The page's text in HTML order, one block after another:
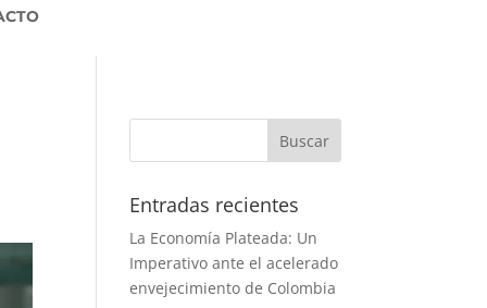
Entradas recientes
La Economía Plateada: Un
Imperativo ante el acelerado
envejecimiento de Colombia